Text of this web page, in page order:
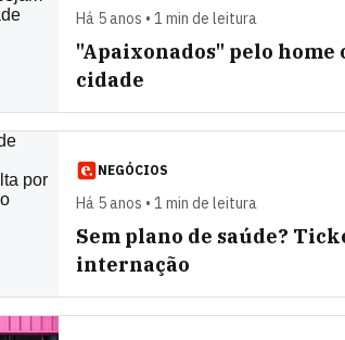
Há 5 anos • 1 min de leitura
"Apaixonados" pelo
cidade
NEGÓCIOS
Há 5 anos • 1 min de leitura
Sem plano de saúde?
internação